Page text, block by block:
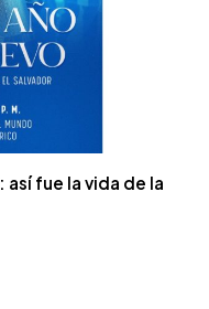
así fue la vida de la